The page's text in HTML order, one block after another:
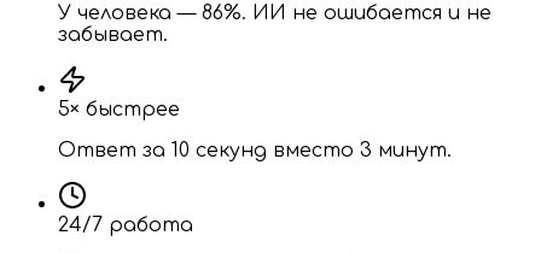
У человека — 86%. ИИ не ошибается и не
забывает.
5× быстрее
Ответ за 10 секунд вместо 3 минут.
24/7 работа